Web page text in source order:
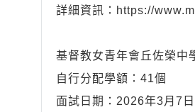
詳細資訊：https://
基督教女青年會丘佐榮中
自行分配學額：41個
面試日期：2026年3月7日